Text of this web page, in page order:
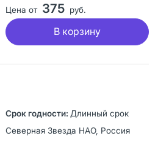
Цена от 375 руб.
В корзину
Длинный срок
Северная Звезда НАО, Россия